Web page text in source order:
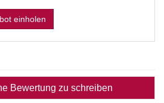
einholen
Bewertung zu schreiben